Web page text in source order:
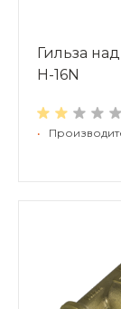
Гильза
H-16N
•